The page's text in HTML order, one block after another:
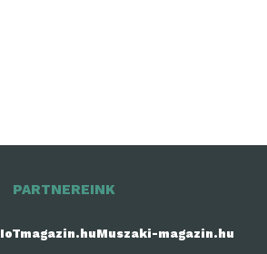
PARTNEREINK
IoTmagazin.huMuszaki-magazin.hu